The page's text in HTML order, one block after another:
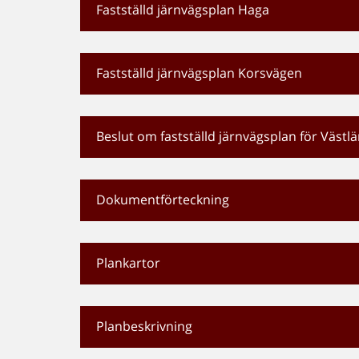
Fastställd järnvägsplan Haga
Fastställd järnvägsplan Korsvägen
Beslut om fastställd järnvägsplan för
Dokumentförteckning
Plankartor
Planbeskrivning